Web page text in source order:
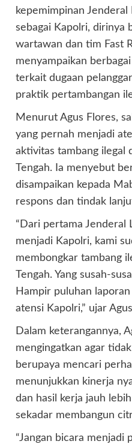
kepemimpinan
sebagai Kapolri, dirinya
wartawan dan tim Fast
menyampaikan
terkait dugaan
praktik pertambangan
Menurut Agus Flores,
yang pernah menjadi
aktivitas tambang ilegal
Tengah. Ia menyebut
disampaikan kepada
respons dan tindak
“Dari pertama Jenderal
menjadi Kapolri, kami
membongkar tambang
Tengah. Yang susah-
Hampir puluhan
atensi Kapolri,” ujar
Dalam keterangannya,
mengingatkan agar
berupaya mencari
menunjukkan kinerja
dan hasil kerja jauh
sekadar membangun
“Jangan bicara menjadi